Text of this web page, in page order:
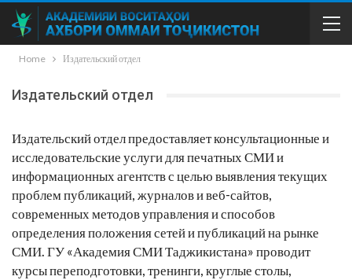
Home Издательский отдел
Издательский отдел
Издательский отдел предоставляет консультационные и
исследовательские услуги для печатных СМИ и
информационных агентств с целью выявления текущих
проблем публикаций, журналов и веб-сайтов,
современных методов управления и способов
определения положения сетей и публикаций на рынке
СМИ. ГУ «Академия СМИ Таджикистана» проводит
курсы переподготовки, тренинги, круглые столы,